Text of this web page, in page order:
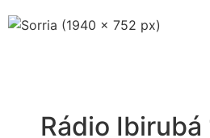
Rádio Ibirubá